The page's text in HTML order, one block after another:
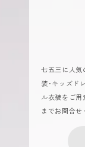
七五三に人気
装･キッズド
ル衣装をご
までお問合せ